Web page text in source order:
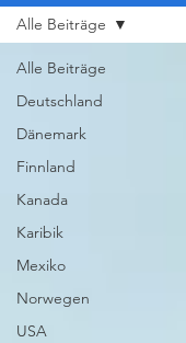
Alle Beiträge
Deutschland
Dänemark
Finnland
Kanada
Karibik
Mexiko
Norwegen
USA
Alle Beiträge